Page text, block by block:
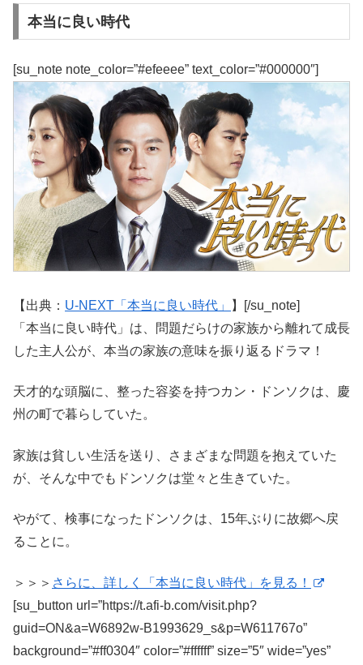
本当に良い時代
[su_note note_color=”#efeeee” text_color=”#000000″]
【出典： U-NEXT「本当に良い時代」
】[/su_note]
「本当に良い時代」は、問題だらけの家族から離れて成長
した主人公が、本当の家族の意味を振り返るドラマ！
天才的な頭脳に、整った容姿を持つカン・ドンソクは、慶
州の町で暮らしていた。
家族は貧しい生活を送り、さまざまな問題を抱えていた
が、そんな中でもドンソクは堂々と生きていた。
やがて、検事になったドンソクは、15年ぶりに故郷へ戻
ることに。
＞＞＞ さらに、詳しく「本当に良い時代」を見る！
[su_button url=”https://t.afi-b.com/visit.php?
guid=ON&a=W6892w-B1993629_s&p=W611767o”
background=”#ff0304″ color=”#ffffff” size=”5″ wide=”yes”